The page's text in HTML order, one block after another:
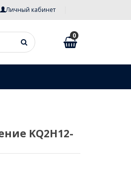
Личный кабинет
0
KQ2H12-